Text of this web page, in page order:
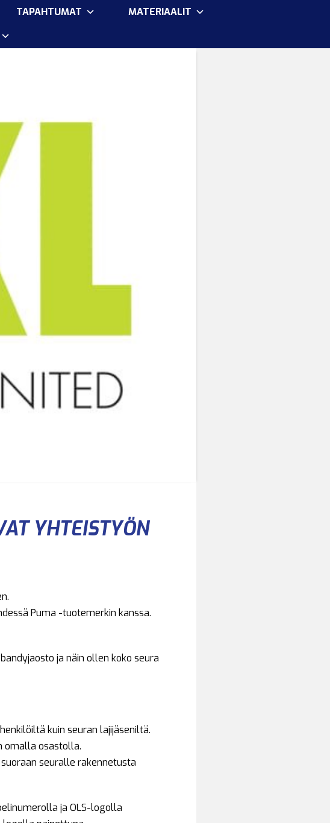
TAPAHTUMAT
MATERIAALIT
YHTEISTYÖN
Puma -tuotemerkin kanssa.
ja näin ollen koko seura
kuin seuran lajijäseniltä.
omalla osastolla.
seuralle rakennetusta
ja OLS-logolla